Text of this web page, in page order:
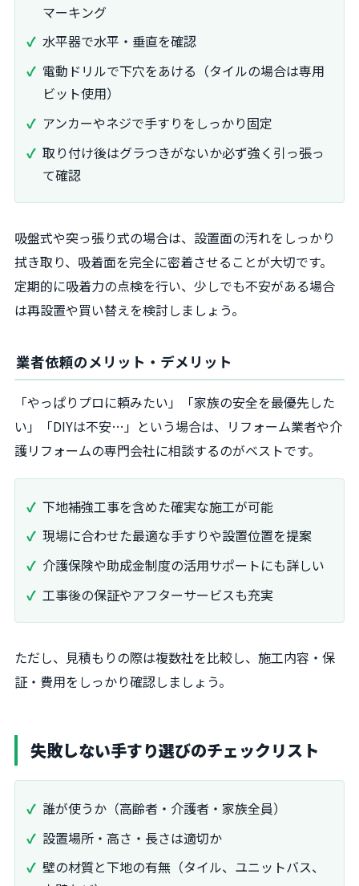
マーキング
水平器で水平・垂直を確認
電動ドリルで下穴をあける（タイルの場合は専用
ビット使用）
アンカーやネジで手すりをしっかり固定
取り付け後はグラつきがないか必ず強く引っ張っ
て確認
吸盤式や突っ張り式の場合は、設置面の汚れをしっかり
拭き取り、吸着面を完全に密着させることが大切です。
定期的に吸着力の点検を行い、少しでも不安がある場合
は再設置や買い替えを検討しましょう。
業者依頼のメリット・デメリット
「やっぱりプロに頼みたい」「家族の安全を最優先した
い」「DIYは不安…」という場合は、リフォーム業者や介
護リフォームの専門会社に相談するのがベストです。
下地補強工事を含めた確実な施工が可能
現場に合わせた最適な手すりや設置位置を提案
介護保険や助成金制度の活用サポートにも詳しい
工事後の保証やアフターサービスも充実
ただし、見積もりの際は複数社を比較し、施工内容・保
証・費用をしっかり確認しましょう。
失敗しない手すり選びのチェックリスト
誰が使うか（高齢者・介護者・家族全員）
設置場所・高さ・長さは適切か
壁の材質と下地の有無（タイル、ユニットバス、